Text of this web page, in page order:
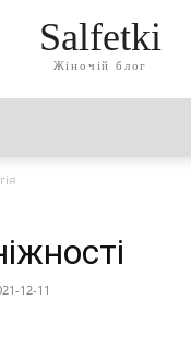
Salfetki
Жіночій блог
12-11